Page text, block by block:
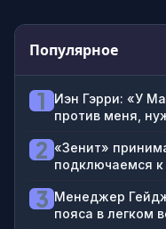
Популярное
1
Иэн Гэрри: «У
против меня,
2 «Зенит»
подключаемся
3 Менеджер
пояса в легком